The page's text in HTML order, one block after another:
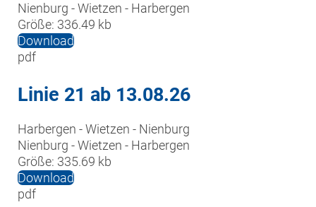
Nienburg - Wietzen - Harbergen
Größe: 336.49 kb
Download
pdf
Linie 21 ab 13.08.26
Harbergen - Wietzen - Nienburg
Nienburg - Wietzen - Harbergen
Größe: 335.69 kb
Download
pdf